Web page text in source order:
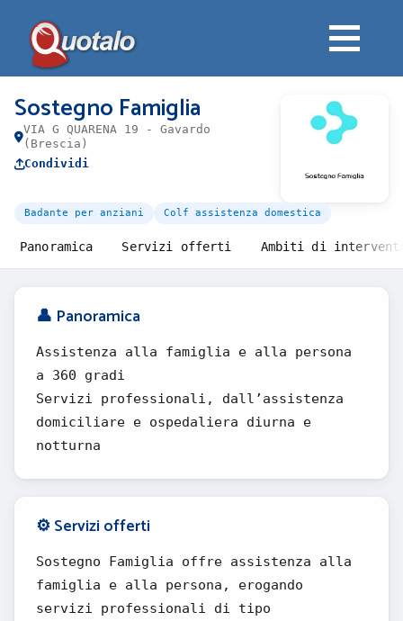
Sostegno Famiglia
VIA G QUARENA 19 - Gavardo
(Brescia)
Condividi
Badante per anziani Colf assistenza domestica
Panoramica Servizi offerti Ambiti di
👤 Panoramica
Assistenza alla famiglia e alla persona
a 360 gradi
Servizi professionali‚ dall’assistenza
domiciliare e ospedaliera diurna e
notturna
⚙️ Servizi offerti
Sostegno Famiglia offre assistenza alla
famiglia e alla persona, erogando
servizi professionali di tipo